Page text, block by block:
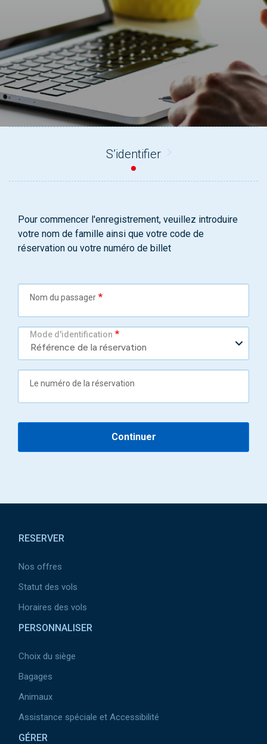
S’identifier
Pour commencer l'enregistrement, veuillez introduire
votre nom de famille ainsi que votre code de
réservation ou votre numéro de billet
Nom du passager
Mode d'identification
Le numéro de la réservation
Continuer
RESERVER
Nos offres
Statut des vols
Horaires des vols
PERSONNALISER
Choix du siège
Bagages
Animaux
Assistance spéciale et Accessibilité
GÉRER